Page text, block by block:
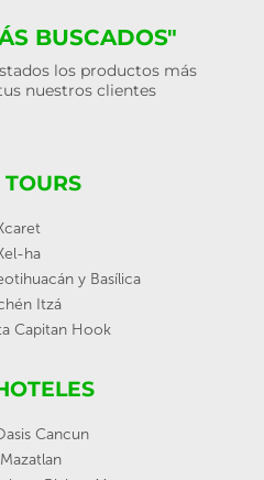
BUSCADOS"
los productos más
nuestros clientes
ha
y Basílica
Itzá
Capitan Hook
Cancun